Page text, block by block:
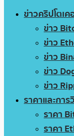
ข่าวคริปโตเค
ข่าว
ข่าว
ข่าว
ข่าว
ข่าว
ราคาและการ
ราคา
ราคา